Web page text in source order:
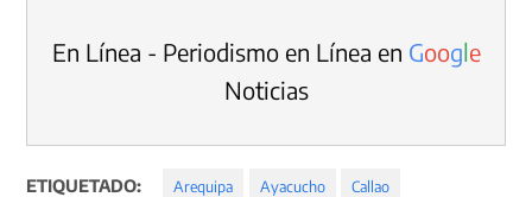
En Línea - Periodismo en Línea en Google
Noticias
ETIQUETADO: Arequipa Ayacucho Callao